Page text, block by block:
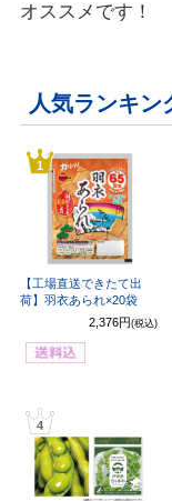
オススメです！
人気ランキン
1
【工場直送できたて出
荷】羽衣あられ×20袋
2,376円 (税込)
4